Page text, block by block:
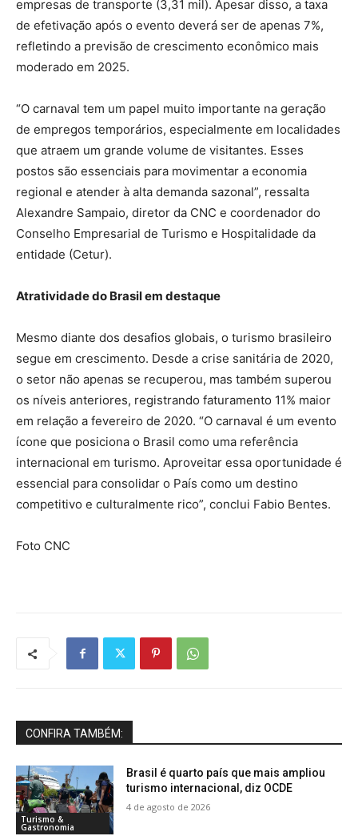
empresas de transporte (3,31 mil). Apesar disso, a taxa
de efetivação após o evento deverá ser de apenas 7%,
refletindo a previsão de crescimento econômico mais
moderado em 2025.
“O carnaval tem um papel muito importante na geração
de empregos temporários, especialmente em localidades
que atraem um grande volume de visitantes. Esses
postos são essenciais para movimentar a economia
regional e atender à alta demanda sazonal”, ressalta
Alexandre Sampaio, diretor da CNC e coordenador do
Conselho Empresarial de Turismo e Hospitalidade da
entidade (Cetur).
Atratividade do Brasil em destaque
Mesmo diante dos desafios globais, o turismo brasileiro
segue em crescimento. Desde a crise sanitária de 2020,
o setor não apenas se recuperou, mas também superou
os níveis anteriores, registrando faturamento 11% maior
em relação a fevereiro de 2020. “O carnaval é um evento
ícone que posiciona o Brasil como uma referência
internacional em turismo. Aproveitar essa oportunidade é
essencial para consolidar o País como um destino
competitivo e culturalmente rico”, conclui Fabio Bentes.
Foto CNC
CONFIRA TAMBÉM:
Turismo &
Gastronomia
Brasil é quarto país que mais ampliou
turismo internacional, diz OCDE
4 de agosto de 2026